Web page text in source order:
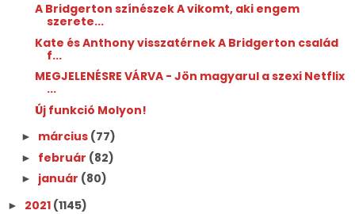
A Bridgerton színészek A vikomt, aki engem
szerete...
Kate és Anthony visszatérnek A Bridgerton család
f...
MEGJELENÉSRE VÁRVA - Jön magyarul a szexi Netflix
...
Új funkció Molyon!
► március (77)
► február (82)
► január (80)
► 2021 (1145)